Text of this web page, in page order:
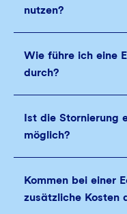
nutzen?
Wie führe ich eine
durch?
Ist die Stornierung
möglich?
Kommen bei einer
zusätzliche Kosten